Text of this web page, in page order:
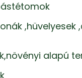
,hüvelyesek
alapú